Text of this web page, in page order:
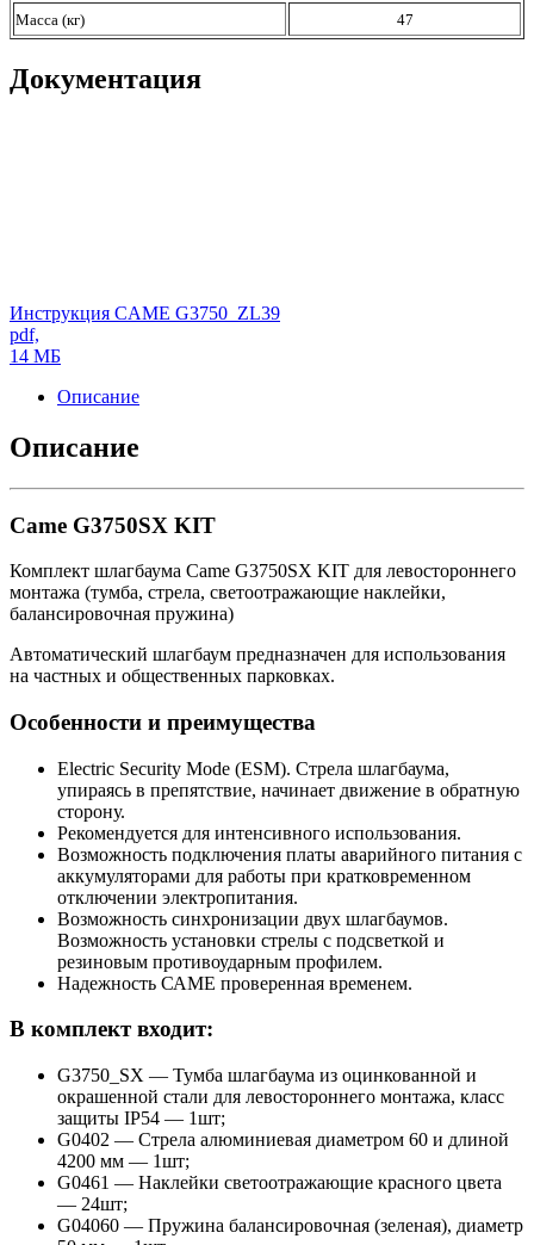
Масса (кг) 47
Документация
Инструкция CAME G3750_ZL39
pdf,
14 МБ
Описание
Описание
Came G3750SX KIT
Комплект шлагбаума Came G3750SX KIT для левостороннего
монтажа (тумба, стрела, светоотражающие наклейки,
балансировочная пружина)
Автоматический шлагбаум предназначен для использования
на частных и общественных парковках.
Особенности и преимущества
Electric Security Mode (ESM). Стрела шлагбаума,
упираясь в препятствие, начинает движение в обратную
сторону.
Рекомендуется для интенсивного использования.
Возможность подключения платы аварийного питания с
аккумуляторами для работы при кратковременном
отключении электропитания.
Возможность синхронизации двух шлагбаумов.
Возможность установки стрелы с подсветкой и
резиновым противоударным профилем.
Надежность САМЕ проверенная временем.
В комплект входит:
G3750_SX — Тумба шлагбаума из оцинкованной и
окрашенной стали для левостороннего монтажа, класс
защиты IP54 — 1шт;
G0402 — Стрела алюминиевая диаметром 60 и длиной
4200 мм — 1шт;
G0461 — Наклейки светоотражающие красного цвета
— 24шт;
G04060 — Пружина балансировочная (зеленая), диаметр